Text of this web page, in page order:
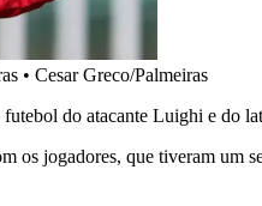
• Cesar Greco/Palmeiras
do atacante Luighi e
os jogadores, que tiveram